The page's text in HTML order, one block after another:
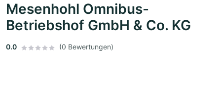
Mesenhohl Omnibus-
Betriebshof GmbH & Co. KG
0.0 (0 Bewertungen)